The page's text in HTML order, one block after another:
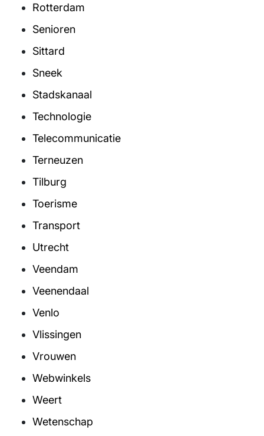
Rotterdam
Senioren
Sittard
Sneek
Stadskanaal
Technologie
Telecommunicatie
Terneuzen
Tilburg
Toerisme
Transport
Utrecht
Veendam
Veenendaal
Venlo
Vlissingen
Vrouwen
Webwinkels
Weert
Wetenschap